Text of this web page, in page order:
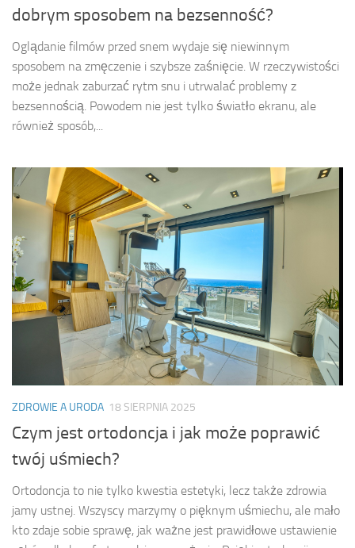
dobrym sposobem na bezsenność?
Oglądanie filmów przed snem wydaje się niewinnym
sposobem na zmęczenie i szybsze zaśnięcie. W rzeczywistości
może jednak zaburzać rytm snu i utrwalać problemy z
bezsennością. Powodem nie jest tylko światło ekranu, ale
również sposób,...
ZDROWIE A URODA 18 SIERPNIA 2025
Czym jest ortodoncja i jak może poprawić
twój uśmiech?
Ortodoncja to nie tylko kwestia estetyki, lecz także zdrowia
jamy ustnej. Wszyscy marzymy o pięknym uśmiechu, ale mało
kto zdaje sobie sprawę, jak ważne jest prawidłowe ustawienie